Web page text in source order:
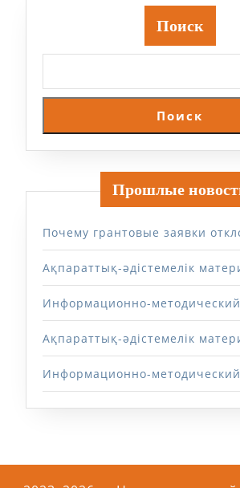
Поиск
Поиск
Прошлые
Почему грантовые заявки
Ақпараттық-әдістемелік
Информационно-
Ақпараттық-әдістемелік
Информационно-